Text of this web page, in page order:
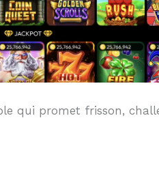
qui promet frisson,